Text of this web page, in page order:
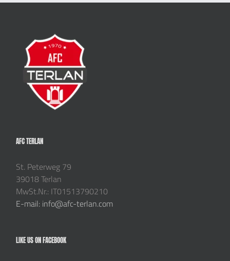
AFC TERLAN
St. Peterweg 79
39018 Terlan
MwSt.Nr.: IT01513790210
E-mail: info@afc-terlan.com
LIKE US ON FACEBOOK